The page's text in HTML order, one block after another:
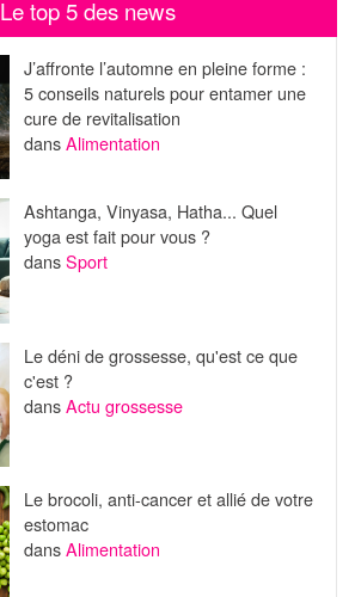
Le top 5 des news
J’affronte l’automne en pleine forme :
5 conseils naturels pour entamer une
cure de revitalisation
dansAlimentation
Ashtanga, Vinyasa, Hatha... Quel
yoga est fait pour vous ?
dansSport
Le déni de grossesse, qu'est ce que
c'est ?
dansActu grossesse
Le brocoli, anti-cancer et allié de votre
estomac
dansAlimentation